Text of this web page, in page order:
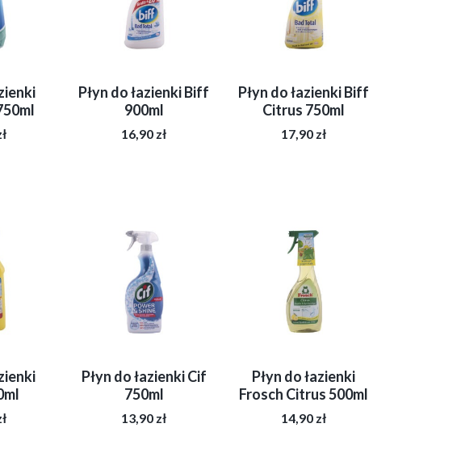
Płyn do łazienki Biff
900ml
16,90 zł
Płyn do łazienki Biff
Citrus 750ml
17,90 zł
Płyn do łazienki Cif
750ml
13,90 zł
Płyn do łazienki
Frosch Citrus 500ml
14,90 zł